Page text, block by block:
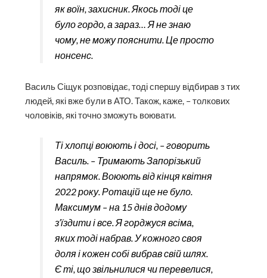
як воїн, захисник. Якось тоді це
було гордо, а зараз… Я не знаю
чому, не можу пояснити. Це просто
нонсенс.
Василь Сіщук розповідає, тоді спершу відбирав з тих
людей, які вже були в АТО. Також, каже, – толкових
чоловіків, які точно зможуть воювати.
Ті хлопці воюють і досі, – говорить
Василь. – Тримають Запорізький
напрямок. Воюють від кінця квітня
2022 року. Ротацій ще не було.
Максимум – на 15 днів додому
з’їздити і все. Я горджуся всіма,
яких тоді набрав. У кожного своя
доля і кожен собі вибрав свій шлях.
Є ті, що звільнилися чи перевелися,